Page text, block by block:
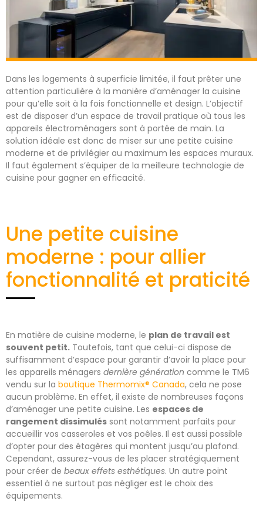
Dans les logements à superficie limitée, il faut prêter une
attention particulière à la manière d’aménager la cuisine
pour qu’elle soit à la fois fonctionnelle et design. L’objectif
est de disposer d’un espace de travail pratique où tous les
appareils électroménagers sont à portée de main. La
solution idéale est donc de miser sur une petite cuisine
moderne et de privilégier au maximum les espaces muraux.
Il faut également s’équiper de la meilleure technologie de
cuisine pour gagner en efficacité.
Une petite cuisine
moderne : pour allier
fonctionnalité et praticité
En matière de cuisine moderne, le plan de travail est
souvent petit. Toutefois, tant que celui-ci dispose de
suffisamment d’espace pour garantir d’avoir la place pour
les appareils ménagers dernière génération comme le TM6
vendu sur la boutique Thermomix® Canada, cela ne pose
aucun problème. En effet, il existe de nombreuses façons
d’aménager une petite cuisine. Les espaces de
rangement dissimulés sont notamment parfaits pour
accueillir vos casseroles et vos poêles. Il est aussi possible
d’opter pour des étagères qui montent jusqu’au plafond.
Cependant, assurez-vous de les placer stratégiquement
pour créer de beaux effets esthétiques. Un autre point
essentiel à ne surtout pas négliger est le choix des
équipements.